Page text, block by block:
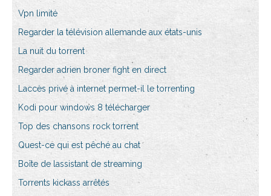
Vpn limité
Regarder la télévision allemande aux états-unis
La nuit du torrent
Regarder adrien broner fight en direct
Laccès privé à internet permet-il le torrenting
Kodi pour windows 8 télécharger
Top des chansons rock torrent
Quest-ce qui est pêché au chat
Boîte de lassistant de streaming
Torrents kickass arrêtés